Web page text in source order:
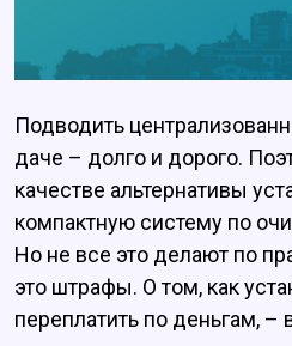
Подводить
даче – долго и дорого.
качестве альтернативы
компактную систему по
Но не все это делают по
это штрафы. О том, как
переплатить по деньгам, –